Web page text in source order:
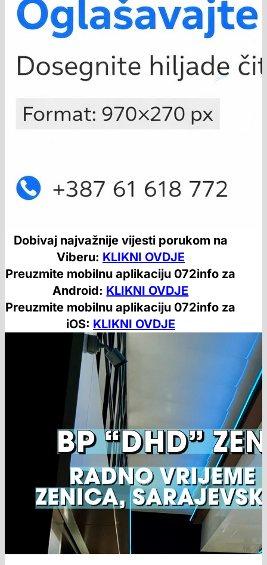
Dobivaj najvažnije vijesti porukom na
Viberu: KLIKNI OVDJE
Preuzmite mobilnu aplikaciju 072info za
Android: KLIKNI OVDJE
Preuzmite mobilnu aplikaciju 072info za
iOS: KLIKNI OVDJE